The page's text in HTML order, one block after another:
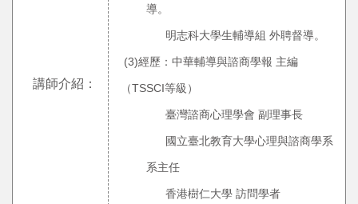
講師介紹：
導。
明志科大學生輔導組 外聘督導。
(3)經歷：中華輔導與諮商學報 主編
（TSSCI等級）
臺灣諮商心理學會 副理事長
國立臺北教育大學心理與諮商學系
系主任
香港樹仁大學 訪問學者